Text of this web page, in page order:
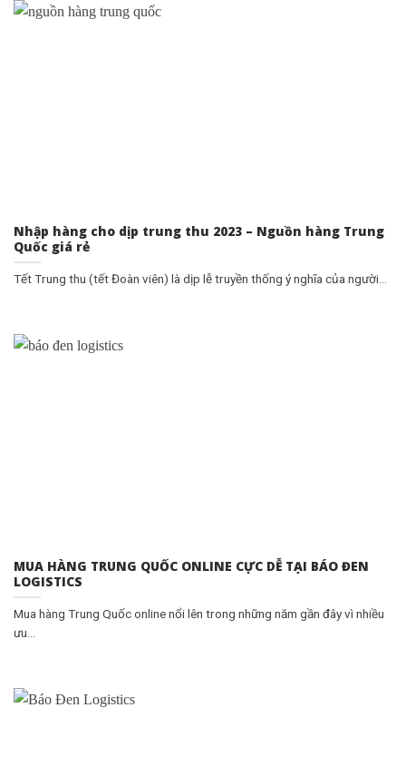
Nhập hàng cho dịp trung thu 2023 – Nguồn hàng Trung
Quốc giá rẻ
Tết Trung thu (tết Đoàn viên) là dịp lễ truyền thống ý nghĩa của người...
MUA HÀNG TRUNG QUỐC ONLINE CỰC DỄ TẠI BÁO ĐEN
LOGISTICS
Mua hàng Trung Quốc online nổi lên trong những năm gần đây vì nhiều
ưu...